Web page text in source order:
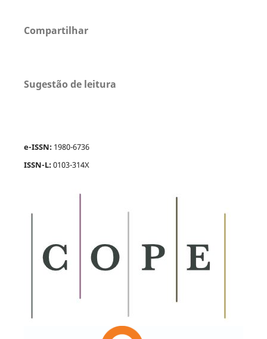
Compartilhar
Sugestão de leitura
e-ISSN: 1980-6736
ISSN-L:0103-314X